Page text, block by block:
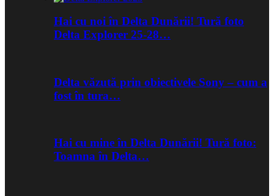
Hai cu noi în Delta Dunării! Tură foto
Delta Explorer 25-28…
Delta văzută prin obiectivele Sony – cum a
fost în tura…
Hai cu mine în Delta Dunării! Tură foto:
Toamna în Delta…